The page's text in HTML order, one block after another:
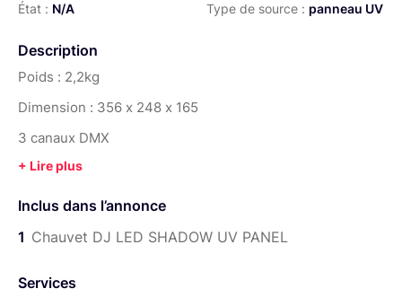
État : N/A Type de source : panneau UV
Description
Poids : 2,2kg
Dimension : 356 x 248 x 165
3 canaux DMX
Source lumineuse : 192 LED
11W
Le prix est pour la paire
Inclus dans l’annonce
1 Chauvet DJ LED SHADOW UV PANEL
Services